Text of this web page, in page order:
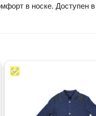
в носке.